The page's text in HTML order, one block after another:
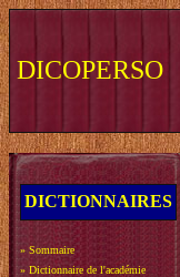
DICOPERSO
DICTIONNAIRES
» Sommaire
» Dictionnaire de l'académie